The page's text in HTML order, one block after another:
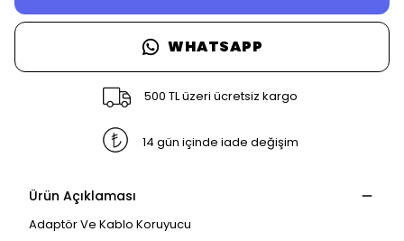
WHATSAPP
500 TL üzeri ücretsiz kargo
14 gün içinde iade değişim
Ürün Açıklaması
Adaptör Ve Kablo Koruyucu